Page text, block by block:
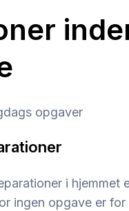
opgaver
i hjemmet
ingen opgave er